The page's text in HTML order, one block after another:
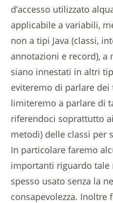
d’accesso utilizzato
applicabile a variabili,
non a tipi Java (classi,
annotazioni e record), a
siano innestati in altri
eviteremo di parlare
limiteremo a parlare di
riferendoci soprattutto
metodi) delle classi per
In particolare faremo
importanti riguardo tale
spesso usato senza la
consapevolezza. Inoltre